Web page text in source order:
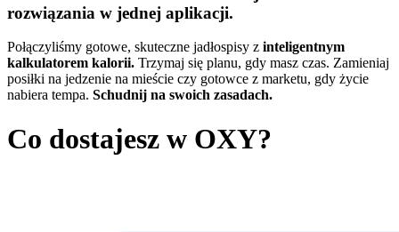
rozwiązania w jednej aplikacji.
Połączyliśmy gotowe, skuteczne jadłospisy z inteligentnym
kalkulatorem kalorii. Trzymaj się planu, gdy masz czas. Zamieniaj
posiłki na jedzenie na mieście czy gotowce z marketu, gdy życie
nabiera tempa. Schudnij na swoich zasadach.
Co dostajesz w OXY?